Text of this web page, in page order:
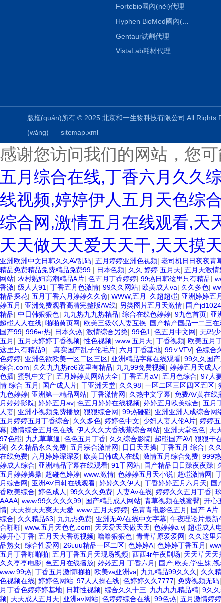
Fortebio國內(nèi)代理
Hyphen BioMed國內(nèi)代理
Gentaur試劑代理
VistaLab耗材代理
版權(quán)所有 © 2025 北京和一生物科技有限公司 All
(wǎng)
sitemap.xml
感谢您访问我们的网站，您
五月综合在线,丁香六月久久
线视频,婷婷伊人五月天色综
综合网,激情五月在线观看,天
天天做天天爱天天干,天天摸
亚洲欧洲中文日韩久久AV乱码| 五月婷婷亚洲色视频| 老司机日日夜夜青
精品免费精品免费精品免费99 | 日本色频| 久久 婷婷 五月天| 五月天激情
网站| 农村熟妇高潮精品A片| 色五月丁香婷婷| 99热日韩这里只有精品|
香激| 级人人91 | 丁香五月色激情| 99久久网站| 欧美成人va| 久久多色|
精品探花| 五月丁香六月婷婷久久肏| WWW,五月 | 久超超碰| 亚洲婷婷五
婷五月 | 亚洲免费观看高清完整版AV线| 另类图片五月天激情| 国产
精品| 中日韩狠狠色| 九九热九九热精品| 综合在线色婷婷| 9九色首页| 亚
超碰人人在线| 啪啪黄页网| 欧美三级巜人妻互换| 国产精产国品一二三在
国产99| 996er热| 日本久热| 激情综合另类| 99色1 | 色五月中文网| 无码
五月 | 五月天婷婷丁香视频|性色视频| www.五月天| 丁香视频| 欧美五月
这里只有精品9| ..真实国产乱子伦毛片| 六月丁香基地| 99∨VTV| 色综合
色婷婷| 亚洲色欲欧美一区二区三区| 亚洲精品字幕在线观看| 99久久国
综合.com| 久久九九热re6这里有精品| 九九99免费视频| 婷婷五月天成人
色插| 蜜乳中文字| 五月婷婷黄网站大全| 丁香五月aV| 五月色综合| 97人
情 综合 五月 | 国产成人片| 干亚洲天堂| 久久98| 一区二区三区四区五区|
九色婷婷| 亚洲第一精品网站| 丁香激情网| 久热中文字幕| 免费AV黄在线
月婷婷影院| 婷婷五月av| 色五月婷婷在线视频| 婷婷五月欧美综合| 五月
人妻| 亚洲小视频免费播放| 狠狠综合网| 99热碰碰| 亚洲亚洲人成综合网
五月婷婷五月丁香综合| 久久多色| 婷婷色中文| 少妇人妻人伦A片| 婷婷
幕| 激情综合五月色在线| 伊人久久大香线蕉综合网站| 亚洲天堂色色| 天
97色碰| 九九草草逼| 色色五月丁香| 久久综合影院| 超碰国产AV| 狠狠干
潮| 久久精品永久免费| 五月宗合激情网| 日日天天操| 丁香五月 综合| 久
在线免费| 六月婷婷深深爱| 欧美日韩成人在线| 激情五月综合免费| 999
婷成人综合| 亚洲精品字幕在线观看| 91干网站| 国产精品日日躁夜夜躁|
五月婷婷操操| 超碰色婷婷| www.激情| 色婷婷五月天小说| 超碰激情网|
月综合网| 亚洲AV日韩在线观看| 婷婷久久伊人 | 丁香婷婷五月六月天| 国
香欧美综合| 婷色成人 | 99久久久免费| 人妻Av在线| 婷婷久久五月丁香|
AAAA| www.99久久久久99| 国产精品成人网站| 青草视频在线蜜臀| 开心
情| 天天操天天爽天天爱| www.五月天婷婷| 色青青电影色五月 | 国产 A片
综合| 久久精品63| 九九热免费| 亚洲无AV在线中文字幕| 午夜理论片最新
合啪啪| www.五月天色色.com| 天天爱天天做天天| 色婷婷a v| 超碰成人
婷开心丁香| 五月天大香蕉视频| 噜噜狠狠色| 青青草原爱爱网| 久久这里
品熟女| 综合性爱网| 26uuu精品一区二区| 色婷婷A| 色婷婷丁香五月 |
五月丁香啪啪啪| 五月丁香五月天现场视频| 西西4r午夜剧场| 天天草天天
久久亭亭电影| 色五月在线播放| 婷婷五月 丁香六月 | 国产,欧美,学生妹,
www.99热| 丁香五月激情啪啪| 欧美va亚洲va| 九九精品99久久久 | 久久
色视频在线| 婷婷色网站| 97人人操在线| 色婷婷久久7777| 免费视频无码
月丁香色婷婷婷基地| 日韩性视频| 综合久久十三| 九九九九精品精| 9久
频| 天天成人五月天| 亚洲av网站| 色婷婷综合在线| 99色热| 五月激情婷